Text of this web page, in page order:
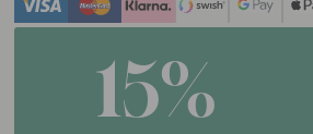
15%